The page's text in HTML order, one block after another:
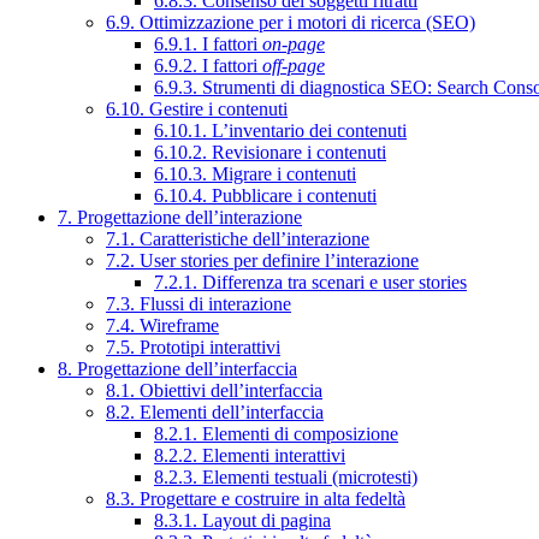
6.9. Ottimizzazione per i motori di ricerca (SEO)
6.9.1. I fattori on-page
6.9.2. I fattori off-page
6.9.3. Strumenti di diagnostica SEO: Search
6.10. Gestire i contenuti
6.10.1. L’inventario dei contenuti
6.10.2. Revisionare i contenuti
6.10.3. Migrare i contenuti
6.10.4. Pubblicare i contenuti
7. Progettazione dell’interazione
7.1. Caratteristiche dell’interazione
7.2. User stories per definire l’interazione
7.2.1. Differenza tra scenari e user stories
7.3. Flussi di interazione
7.4. Wireframe
7.5. Prototipi interattivi
8. Progettazione dell’interfaccia
8.1. Obiettivi dell’interfaccia
8.2. Elementi dell’interfaccia
8.2.1. Elementi di composizione
8.2.2. Elementi interattivi
8.2.3. Elementi testuali (microtesti)
8.3. Progettare e costruire in alta fedeltà
8.3.1. Layout di pagina